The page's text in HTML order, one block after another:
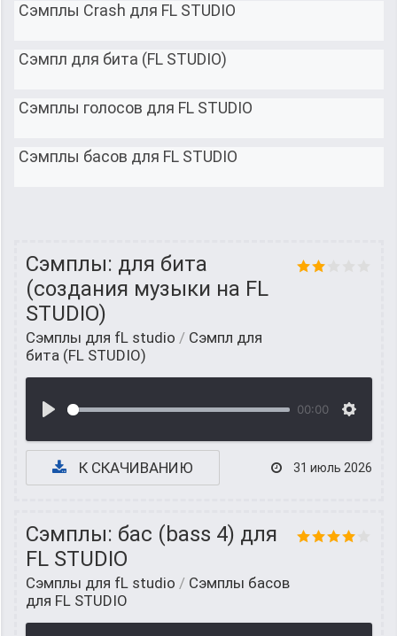
Сэмплы Crash для FL STUDIO
Cэмпл для бита (FL STUDIO)
Сэмплы голосов для FL STUDIO
Сэмплы басов для FL STUDIO
Сэмплы: для бита
(создания музыки на FL
STUDIO)
Сэмплы для fL studio / Cэмпл для
бита (FL STUDIO)
00:00
К СКАЧИВАНИЮ 31 июль 2026
Сэмплы: бас (bass 4) для
FL STUDIO
Сэмплы для fL studio / Сэмплы басов
для FL STUDIO